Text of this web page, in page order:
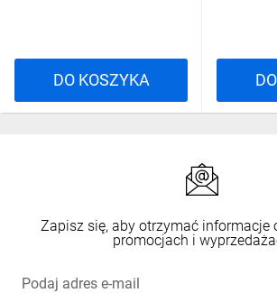
DO KOSZYKA
Zapisz się, aby otrzymać informacje
promocjach i
Podaj adres e-mail